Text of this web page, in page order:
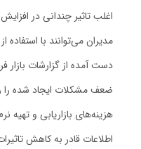
اغلب تاثیر چندانی در
مدیران می‌توانند با
دست آمده از گزارشات
ضعف مشکلات ایجاد شده را
هزینه‌های بازاریابی و تهیه
اطلاعات قادر به کاهش